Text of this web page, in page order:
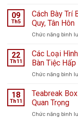
09
Th5
Cách Bày Trí
Quy, Tân Hôn
Chức năng bình
22
Th11
Các Loại
Bàn Tiệc Hấp
Chức năng bình
18
Th11
Teabreak
Quan Trọng
Chức năng bình